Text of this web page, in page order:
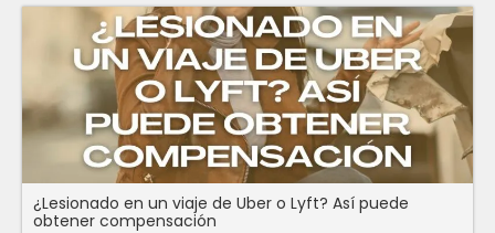
¿Lesionado en un viaje de Uber o Lyft? Así puede
obtener compensación